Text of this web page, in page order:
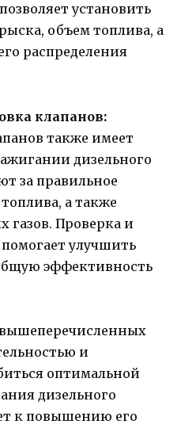
установить
объем топлива, а
распределения
клапанов:
также имеет
дизельного
за правильное
а также
газов. Проверка и
улучшить
эффективность
и
оптимальной
дизельного
к повышению его